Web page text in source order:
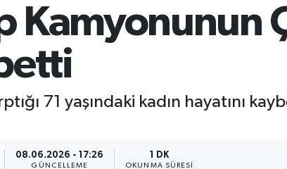
Kamyonunun
71 yaşındaki kadın hayatını
08.06.2026 - 17:26
GÜNCELLEME
1 DK
OKUNMA SÜRESI